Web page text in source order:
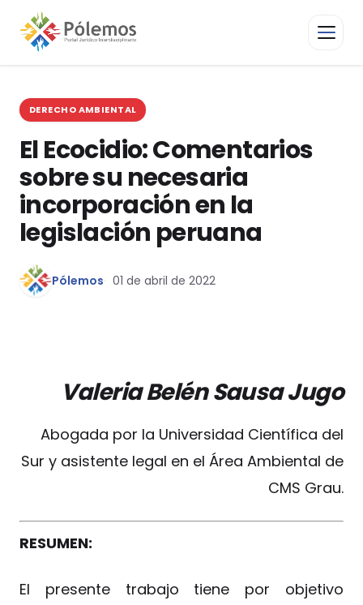
DERECHO AMBIENTAL
El Ecocidio: Comentarios
sobre su necesaria
incorporación en la
legislación peruana
Pólemos 01 de abril de 2022
Valeria Belén Sausa Jugo
Abogada por la Universidad Científica del
Sur y asistente legal en el Área Ambiental de
CMS Grau.
RESUMEN:
El presente trabajo tiene por objetivo